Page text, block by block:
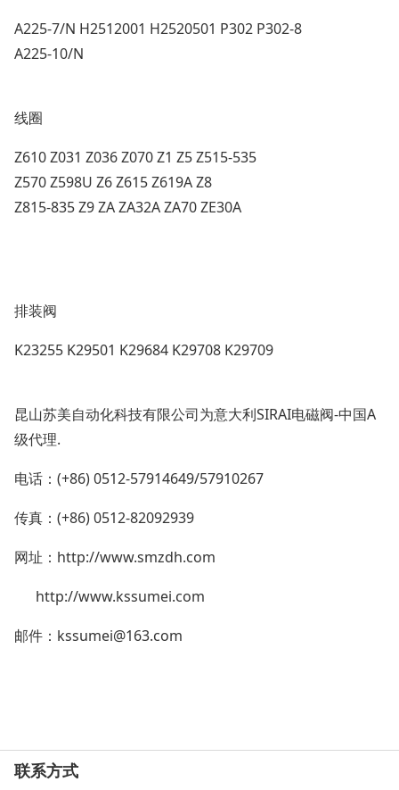
A225-7/N H2512001 H2520501 P302 P302-8
A225-10/N
线圈
Z610 Z031 Z036 Z070 Z1 Z5 Z515-535
Z570 Z598U Z6 Z615 Z619A Z8
Z815-835 Z9 ZA ZA32A ZA70 ZE30A
排装阀
K23255 K29501 K29684 K29708 K29709
昆山苏美自动化科技有限公司为意大利SIRAI电磁阀-中国A
级代理.
电话：(+86) 0512-57914649/57910267
传真：(+86) 0512-82092939
网址：http://www.smzdh.com
http://www.kssumei.com
邮件：kssumei@163.com
联系方式